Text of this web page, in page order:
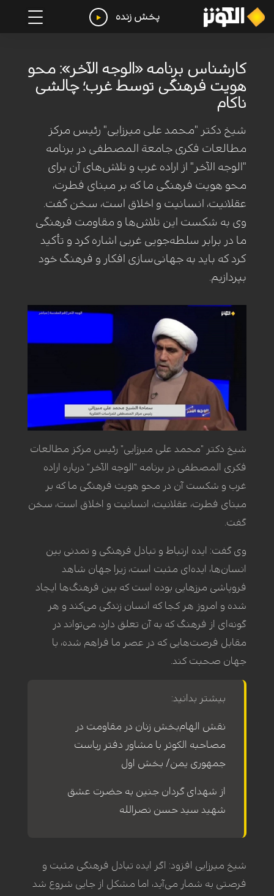
پخش زنده
کارشناس برنامه «الوجه الآخر»: محو
هویت فرهنگی توسط غرب؛ چالشی
ناکام
شیخ دکتر "محمد علی میرزایی" رئیس مرکز
مطالعات فکری جامعة المصطفی در برنامه
"الوجه الآخر" از اراده غرب و تلاش‌های آن برای
محو هویت فرهنگی ما که بر مبنای فطرت،
عقلانیت، انسانیت و اخلاق است، سخن گفت.
وی به شکست این تلاش‌ها و مقاومت فرهنگی
ما در برابر سلطه‌جویی غربی اشاره کرد و تأکید
کرد که باید به جهانی‌سازی افکار و فرهنگ خود
بپردازیم.
شیخ دکتر "محمد علی میرزایی" رئیس مرکز مطالعات
فکری المصطفی در برنامه "الوجه الآخر" درباره اراده
غرب و شکست آن در محو هویت فرهنگی ما که بر
مبنای فطرت، عقلانیت، انسانیت و اخلاق است، سخن
گفت.
وی گفت: ایده ارتباط و تبادل فرهنگی و تمدنی بین
انسان‌ها، ایده‌ای مثبت است، زیرا جهان شاهد
فروپاشی مرزهایی بوده است که بین فرهنگ‌ها ایجاد
شده و امروز هر کجا که انسان زندگی می‌کند و هر
گونه‌ای از فرهنگ که به آن تعلق دارد، می‌تواند در
مقابل فرصت‌هایی که در عصر ما فراهم شده، با
جهان صحبت کند.
بیشتر بدانید:
نقش الهام‌بخش زنان در مقاومت در
مصاحبه‌ الکوثر با مشاور دفتر ریاست
جمهوری یمن/ بخش اول
از شهدای گردان جنین به حضرت عشق
شهید سید حسن نصرالله
شیخ میرزایی افزود: اگر ایده تبادل فرهنگی مثبت و
فرصتی به شمار می‌آید، اما مشکل از جایی شروع شد